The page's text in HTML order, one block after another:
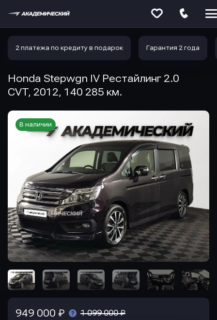
2 платежа по кредиту в подарок Гарантия 2 года
Honda Stepwgn IV Рестайлинг 2.0
CVT, 2012, 140 285 км.
В наличии
949 000 ₽ 1 099 000 ₽